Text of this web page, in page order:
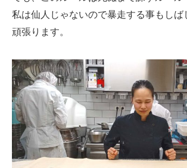
私は仙人じゃないので暴走する事もしば
頑張ります。